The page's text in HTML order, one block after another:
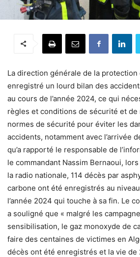
La direction générale de la protection
enregistré un lourd bilan des
au cours de l’année 2024, ce qui
règles et conditions de sécurité et
normes de sécurité pour éviter les
accidents, notamment avec l’arrivée
qu’a rapporté le responsable de
le commandant Nassim Bernaoui,
la radio nationale, 114 décès par
carbone ont été enregistrés au
l’année 2024 qui touche à sa fin. Le
a souligné que « malgré les
sensibilisation, le gaz monoxyde de
faire des centaines de victimes en
décès ont été enregistrés et la vie de